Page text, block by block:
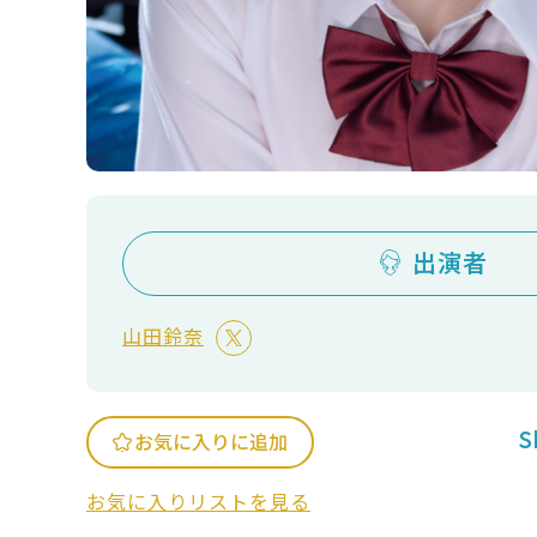
出演者
山田鈴奈
お気に入りに追加
お気に入りリストを見る